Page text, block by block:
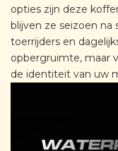
opties zijn deze
blijven ze seizoen na
toerrijders en
opbergruimte, maar
de identiteit van uw